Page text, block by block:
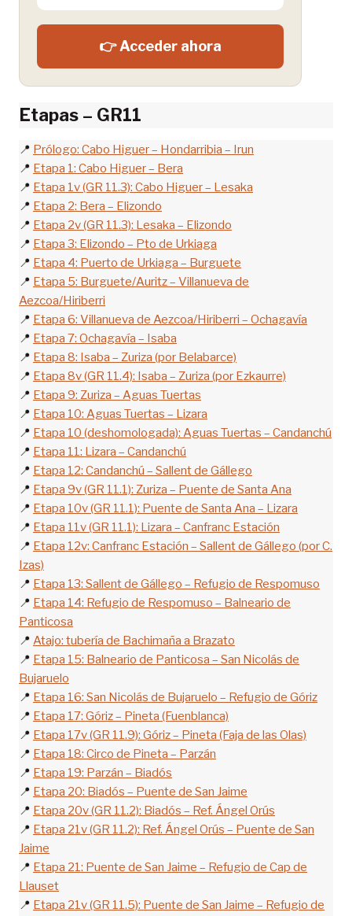
👉 Acceder ahora
Etapas – GR11
📍 Prólogo: Cabo Higuer – Hondarribia – Irun
📍 Etapa 1: Cabo Higuer – Bera
📍 Etapa 1v (GR 11.3): Cabo Higuer – Lesaka
📍 Etapa 2: Bera – Elizondo
📍 Etapa 2v (GR 11.3): Lesaka – Elizondo
📍 Etapa 3: Elizondo – Pto de Urkiaga
📍 Etapa 4: Puerto de Urkiaga – Burguete
📍 Etapa 5: Burguete/Auritz – Villanueva de
Aezcoa/Hiriberri
📍 Etapa 6: Villanueva de Aezcoa/Hiriberri – Ochagavía
📍 Etapa 7: Ochagavía – Isaba
📍 Etapa 8: Isaba – Zuriza (por Belabarce)
📍 Etapa 8v (GR 11.4): Isaba – Zuriza (por Ezkaurre)
📍 Etapa 9: Zuriza – Aguas Tuertas
📍 Etapa 10: Aguas Tuertas – Lizara
📍 Etapa 10 (deshomologada): Aguas Tuertas – Candanchú
📍 Etapa 11: Lizara – Candanchú
📍 Etapa 12: Candanchú – Sallent de Gállego
📍 Etapa 9v (GR 11.1): Zuriza – Puente de Santa Ana
📍 Etapa 10v (GR 11.1): Puente de Santa Ana – Lizara
📍 Etapa 11v (GR 11.1): Lizara – Canfranc Estación
📍 Etapa 12v: Canfranc Estación – Sallent de Gállego (por C.
Izas)
📍 Etapa 13: Sallent de Gállego – Refugio de Respomuso
📍 Etapa 14: Refugio de Respomuso – Balneario de
Panticosa
📍 Atajo: tubería de Bachimaña a Brazato
📍 Etapa 15: Balneario de Panticosa – San Nicolás de
Bujaruelo
📍 Etapa 16: San Nicolás de Bujaruelo – Refugio de Góriz
📍 Etapa 17: Góriz – Pineta (Fuenblanca)
📍 Etapa 17v (GR 11.9): Góriz – Pineta (Faja de las Olas)
📍 Etapa 18: Circo de Pineta – Parzán
📍 Etapa 19: Parzán – Biadós
📍 Etapa 20: Biadós – Puente de San Jaime
📍 Etapa 20v (GR 11.2): Biadós – Ref. Ángel Orús
📍 Etapa 21v (GR 11.2): Ref. Ángel Orús – Puente de San
Jaime
📍 Etapa 21: Puente de San Jaime – Refugio de Cap de
Llauset
📍 Etapa 21v (GR 11.5): Puente de San Jaime – Refugio de